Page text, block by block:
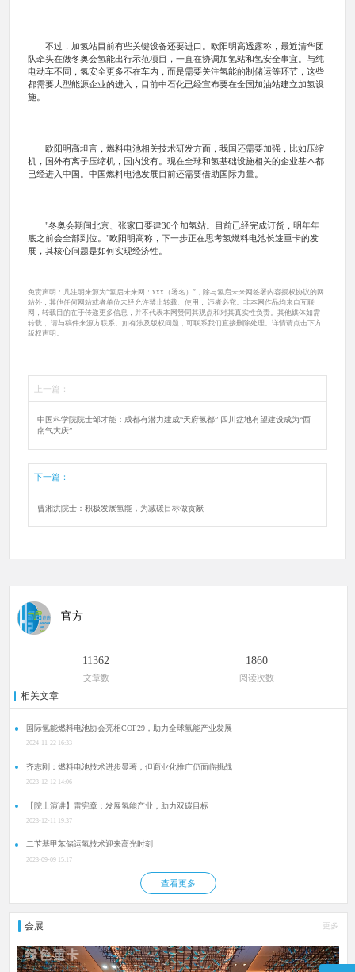
不过，加氢站目前有些关键设备还要进口。欧阳明高透露称，最近清华团
队牵头在做冬奥会氢能出行示范项目，一直在协调加氢站和氢安全事宜。与纯
电动车不同，氢安全更多不在车内，而是需要关注氢能的制储运等环节，这些
都需要大型能源企业的进入，目前中石化已经宣布要在全国加油站建立加氢设
施。
欧阳明高坦言，燃料电池相关技术研发方面，我国还需要加强，比如压缩
机，国外有离子压缩机，国内没有。现在全球和氢基础设施相关的企业基本都
已经进入中国。中国燃料电池发展目前还需要借助国际力量。
"冬奥会期间北京、张家口要建30个加氢站。目前已经完成订货，明年年
底之前会全部到位。"欧阳明高称，下一步正在思考氢燃料电池长途重卡的发
展，其核心问题是如何实现经济性。
免责声明：凡注明来源为“氢启未来网：xxx（署名）”，除与氢启未来网签署内容授权协议的网
站外，其他任何网站或者单位未经允许禁止转载、使用， 违者必究。非本网作品均来自互联
网，转载目的在于传递更多信息，并不代表本网赞同其观点和对其真实性负责。其他媒体如需
转载， 请与稿件来源方联系。如有涉及版权问题，可联系我们直接删除处理。详情请点击下方
版权声明。
上一篇：
中国科学院院士邹才能：成都有潜力建成“天府氢都” 四川盆地有望建设成为“西
南气大庆”
下一篇：
曹湘洪院士：积极发展氢能，为减碳目标做贡献
官方
11362
文章数
1860
阅读次数
相关文章
国际氢能燃料电池协会亮相COP29，助力全球氢能产业发展
2024-11-22 16:33
齐志刚：燃料电池技术进步显著，但商业化推广仍面临挑战
2023-12-12 14:06
【院士演讲】雷宪章：发展氢能产业，助力双碳目标
2023-12-11 19:37
二苄基甲苯储运氢技术迎来高光时刻
2023-09-09 15:17
查看更多
会展 更多